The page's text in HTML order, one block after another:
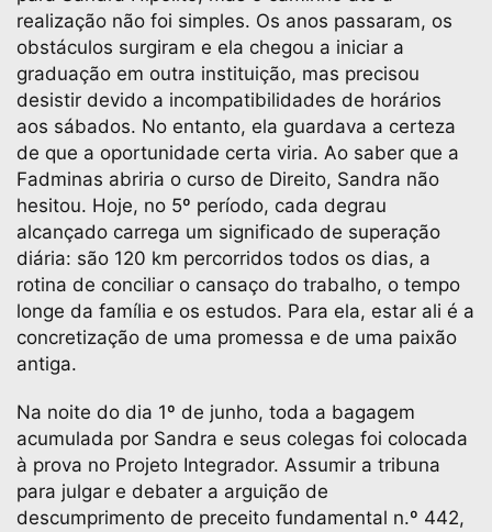
realização não foi simples. Os anos passaram, os
obstáculos surgiram e ela chegou a iniciar a
graduação em outra instituição, mas precisou
desistir devido a incompatibilidades de horários
aos sábados. No entanto, ela guardava a certeza
de que a oportunidade certa viria. Ao saber que a
Fadminas abriria o curso de Direito, Sandra não
hesitou. Hoje, no 5º período, cada degrau
alcançado carrega um significado de superação
diária: são 120 km percorridos todos os dias, a
rotina de conciliar o cansaço do trabalho, o tempo
longe da família e os estudos. Para ela, estar ali é a
concretização de uma promessa e de uma paixão
antiga.
Na noite do dia 1º de junho, toda a bagagem
acumulada por Sandra e seus colegas foi colocada
à prova no Projeto Integrador. Assumir a tribuna
para julgar e debater a arguição de
descumprimento de preceito fundamental n.º 442,